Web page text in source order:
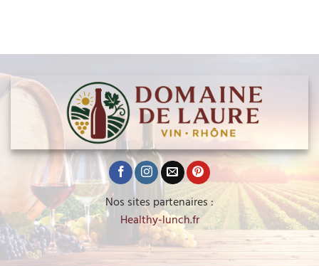
Nos sites partenaires :
Healthy-lunch.fr